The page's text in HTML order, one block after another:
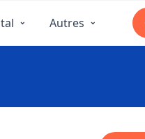
Autres